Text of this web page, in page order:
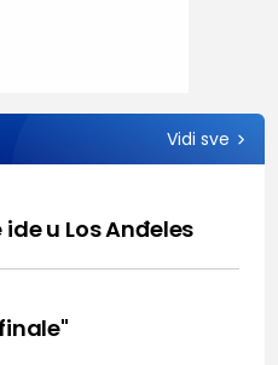
Vidi sve
u Los Anđeles